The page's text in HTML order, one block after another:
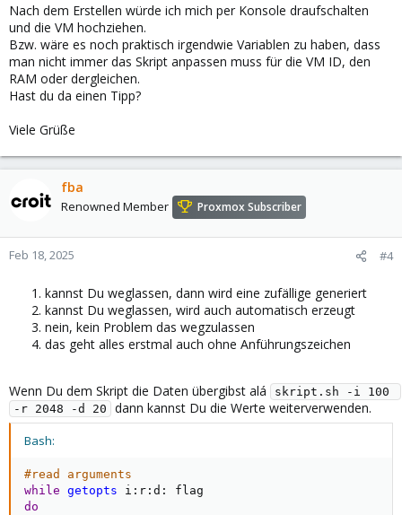
Nach dem Erstellen würde ich mich per Konsole draufschalten
und die VM hochziehen.
Bzw. wäre es noch praktisch irgendwie Variablen zu haben, dass
man nicht immer das Skript anpassen muss für die VM ID, den
RAM oder dergleichen.
Hast du da einen Tipp?
Viele Grüße
fba
Renowned Member Proxmox Subscriber
Feb 18, 2025 #4
kannst Du weglassen, dann wird eine zufällige generiert
kannst Du weglassen, wird auch automatisch erzeugt
nein, kein Problem das wegzulassen
das geht alles erstmal auch ohne Anführungszeichen
Wenn Du dem Skript die Daten übergibst alá
skript.sh -i 100
-r 2048 -d 20
dann kannst Du die Werte weiterverwenden.
Bash:
#read arguments
while getopts
do